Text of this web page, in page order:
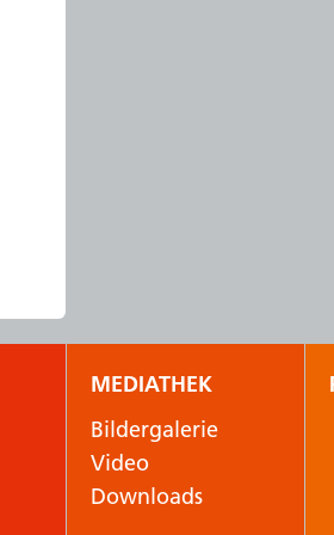
MEDIATHEK
Bildergalerie
Video
Downloads